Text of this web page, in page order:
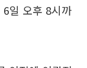
일 오후 8시까